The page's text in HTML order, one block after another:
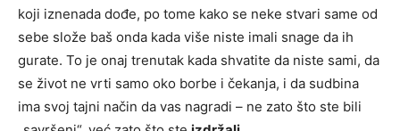
koji iznenada dođe, po tome kako se neke stvari same od
sebe slože baš onda kada više niste imali snage da ih
gurate. To je onaj trenutak kada shvatite da niste sami, da
se život ne vrti samo oko borbe i čekanja, i da sudbina
ima svoj tajni način da vas nagradi – ne zato što ste bili